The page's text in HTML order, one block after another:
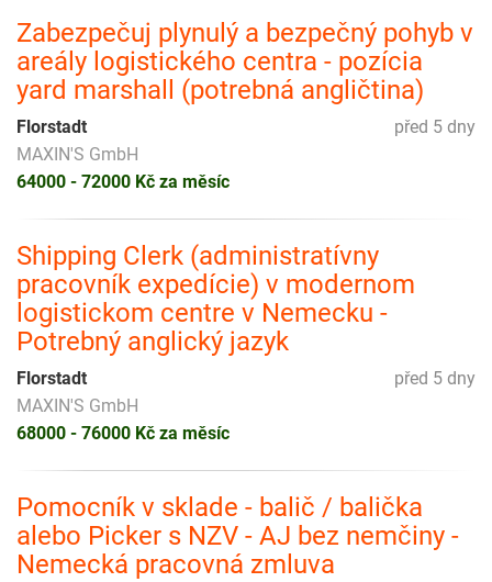
Zabezpečuj plynulý a bezpečný pohyb v
areály logistického centra - pozícia
yard marshall (potrebná angličtina)
před 5 dny
Florstadt
MAXIN'S GmbH
64000 - 72000 Kč za měsíc
Shipping Clerk (administratívny
pracovník expedície) v modernom
logistickom centre v Nemecku -
Potrebný anglický jazyk
před 5 dny
Florstadt
MAXIN'S GmbH
68000 - 76000 Kč za měsíc
Pomocník v sklade - balič / balička
alebo Picker s NZV - AJ bez nemčiny -
Nemecká pracovná zmluva